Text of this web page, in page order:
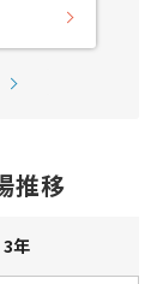
推移
3年